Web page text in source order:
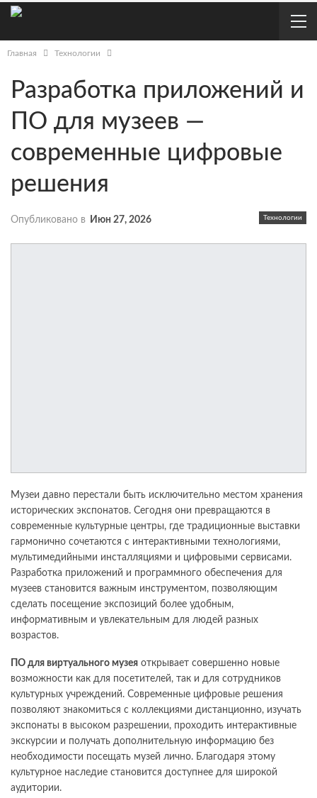
Главная Технологии
Разработка приложений и
ПО для музеев —
современные цифровые
решения
Технологии
Опубликовано в Июн 27, 2026
Музеи давно перестали быть исключительно местом хранения
исторических экспонатов. Сегодня они превращаются в
современные культурные центры, где традиционные выставки
гармонично сочетаются с интерактивными технологиями,
мультимедийными инсталляциями и цифровыми сервисами.
Разработка приложений и программного обеспечения для
музеев становится важным инструментом, позволяющим
сделать посещение экспозиций более удобным,
информативным и увлекательным для людей разных
возрастов.
ПО для виртуального музея открывает совершенно новые
возможности как для посетителей, так и для сотрудников
культурных учреждений. Современные цифровые решения
позволяют знакомиться с коллекциями дистанционно, изучать
экспонаты в высоком разрешении, проходить интерактивные
экскурсии и получать дополнительную информацию без
необходимости посещать музей лично. Благодаря этому
культурное наследие становится доступнее для широкой
аудитории.